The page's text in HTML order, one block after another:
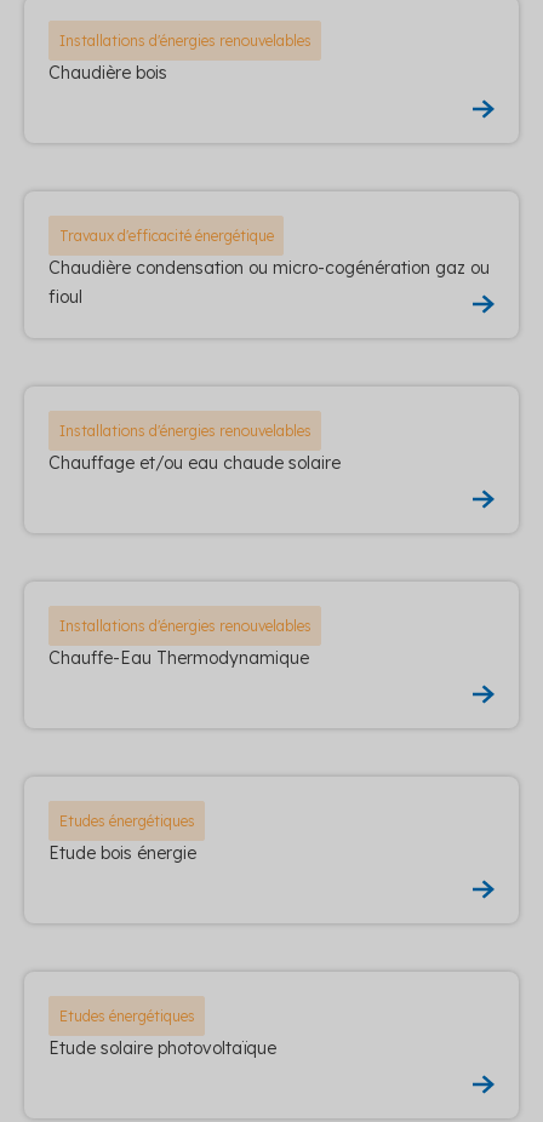
Installations d'énergies renouvelables
Chaudière bois
Travaux d'efficacité énergétique
Chaudière condensation ou micro-cogénération gaz ou
fioul
Installations d'énergies renouvelables
Chauffage et/ou eau chaude solaire
Installations d'énergies renouvelables
Chauffe-Eau Thermodynamique
Etudes énergétiques
Etude bois énergie
Etudes énergétiques
Etude solaire photovoltaïque